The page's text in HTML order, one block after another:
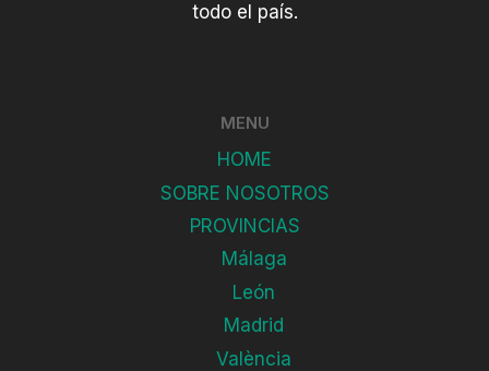
todo el país.
MENU
HOME
SOBRE NOSOTROS
PROVINCIAS
Málaga
León
Madrid
València